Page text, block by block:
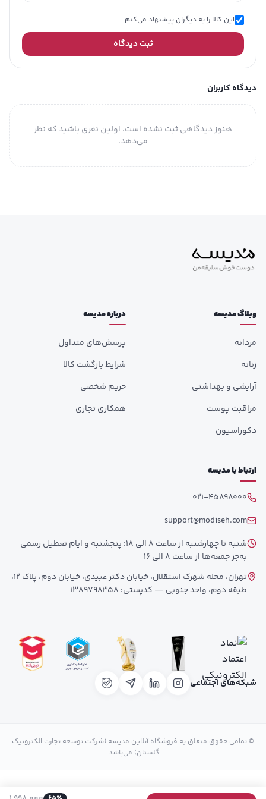
ملاحظات
نگهداری
شستشو در دمای 30 درجه انجام شود.
دارای یک جیب پاکتی در جلو پیراهن
کات هلالی در پایین پیراهن
این کالا را به دیگران پیشنهاد می‌کنم
ثبت دیدگاه
دیدگاه کاربران
هنوز دیدگاهی ثبت نشده است. اولین نفری باشید که نظر
می‌دهد.
وبلاگ مدیسه
مردانه
زنانه
آرایشی و بهداشتی
مراقبت پوست
دکوراسیون
درباره مدیسه
پرسش‌های متداول
شرایط بازگشت کالا
حریم شخصی
همکاری تجاری
ارتباط با مدیسه
021-45898000
support@modiseh.com
شنبه تا چهارشنبه از ساعت 8 الی 18؛ پنجشنبه و ایام تعطیل رسمی
به‌جز جمعه‌ها از ساعت 8 الی 16
تهران، محله شهرک استقلال، خیابان دکتر عبیدی، خیابان دوم، پلاک 12،
طبقه دوم، واحد جنوبی — کدپستی: 1389798358
شبکه‌های اجتماعی
© تمامی حقوق متعلق به فروشگاه آنلاین مدیسه (شرکت توسعه تجارت الکترونیک
گلستان) می‌باشد.